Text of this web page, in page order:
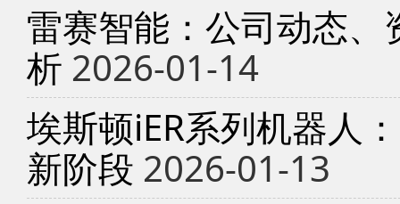
雷赛智能：公司动态
析 2026-01-14
埃斯顿iER系列机器人
新阶段 2026-01-13